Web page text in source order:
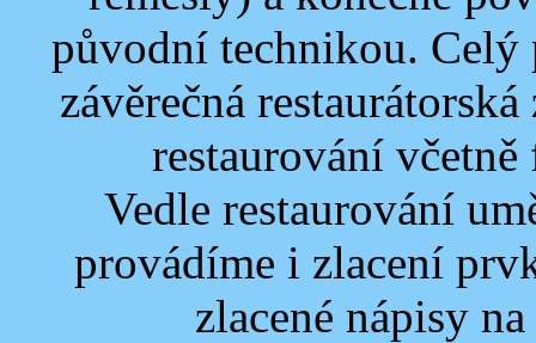
původní technikou. Celý
závěrečná
restaurování
Vedle restaurování
provádíme i zlacení
zlacené nápisy